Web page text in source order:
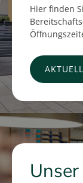
Hier finden